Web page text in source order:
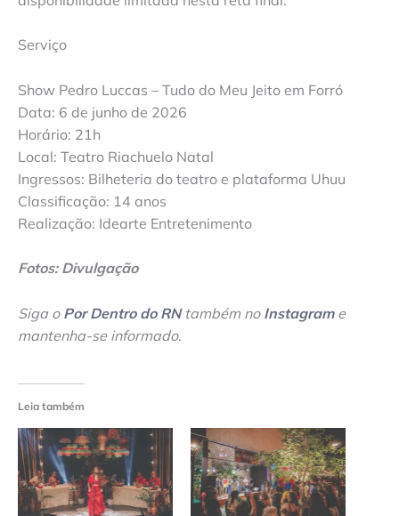
Serviço
Show Pedro Luccas – Tudo do Meu Jeito em Forró
Data: 6 de junho de 2026
Horário: 21h
Local: Teatro Riachuelo Natal
Ingressos: Bilheteria do teatro e plataforma Uhuu
Classificação: 14 anos
Realização: Idearte Entretenimento
Fotos: Divulgação
Siga o Por Dentro do RNtambém no Instagrame
mantenha-se informado.
Leia também